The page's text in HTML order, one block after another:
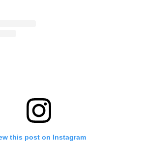
this post on Instagram